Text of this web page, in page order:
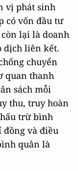
vị phát sinh
có vốn đầu tư
lại là doanh
dịch liên kết.
chuyển
quan thanh
sách mỗi
thu, truy hoàn
trừ bình
đồng và điều
quân là